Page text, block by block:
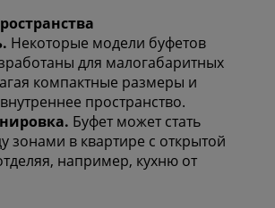
Некоторые модели буфетов
для малогабаритных
компактные размеры и
пространство.
Буфет может стать
зонами в квартире с открытой
например, кухню от